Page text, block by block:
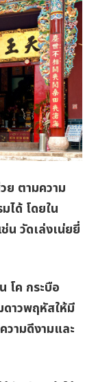
ย ตามความ
ได้ โดยใน
น วัดเล่งเน่ยยี่
โค กระบือ
ดาวพฤหัสให้มี
ามดีงามและ